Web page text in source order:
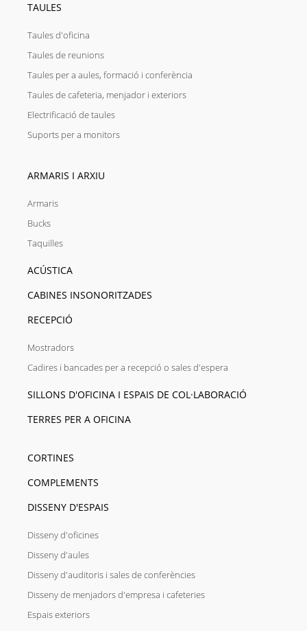
TAULES
Taules d'oficina
Taules de reunions
Taules per a aules, formació i conferència
Taules de cafeteria, menjador i exteriors
Electrificació de taules
Suports per a monitors
ARMARIS I ARXIU
Armaris
Bucks
Taquilles
ACÚSTICA
CABINES INSONORITZADES
RECEPCIÓ
Mostradors
Cadires i bancades per a recepció o sales d'espera
SILLONS D'OFICINA I ESPAIS DE COL·LABORACIÓ
TERRES PER A OFICINA
CORTINES
COMPLEMENTS
DISSENY D'ESPAIS
Disseny d'oficines
Disseny d'aules
Disseny d'auditoris i sales de conferències
Disseny de menjadors d'empresa i cafeteries
Espais exteriors